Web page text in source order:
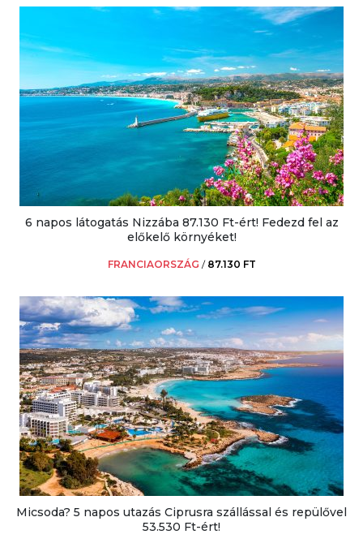
6 napos látogatás Nizzába 87.130 Ft-ért! Fedezd fel az
előkelő környéket!
FRANCIAORSZÁG / 87.130 FT
Micsoda? 5 napos utazás Ciprusra szállással és repülővel
53.530 Ft-ért!